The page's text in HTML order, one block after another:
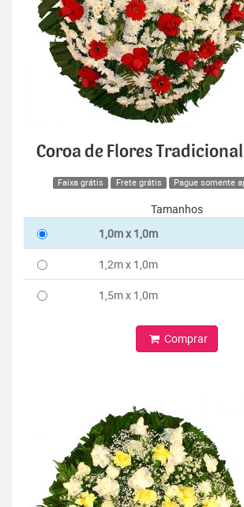
Coroa de Flores
Faixa grátis Frete grátis Pague somente
Tamanhos
1,0m x 1,0m
1,2m x 1,0m
1,5m x 1,0m
Comprar